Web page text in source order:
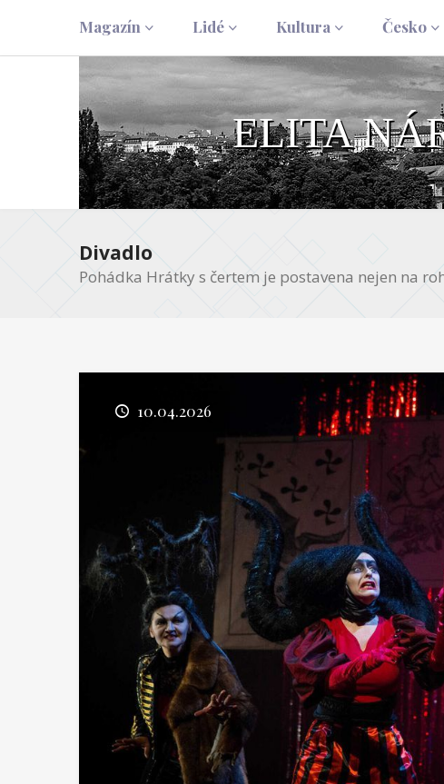
Magazín Lidé Kultura Česko
ELITA
Divadlo
Pohádka Hrátky s čertem je postavena nejen na
10.04.2026